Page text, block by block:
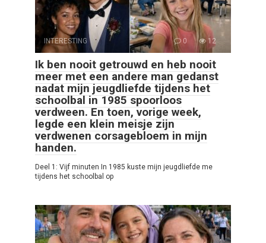
INTERESTING 0 12
Ik ben nooit getrouwd en heb nooit
meer met een andere man gedanst
nadat mijn jeugdliefde tijdens het
schoolbal in 1985 spoorloos
verdween. En toen, vorige week,
legde een klein meisje zijn
verdwenen corsagebloem in mijn
handen.
Deel 1: Vijf minuten In 1985 kuste mijn jeugdliefde me
tijdens het schoolbal op